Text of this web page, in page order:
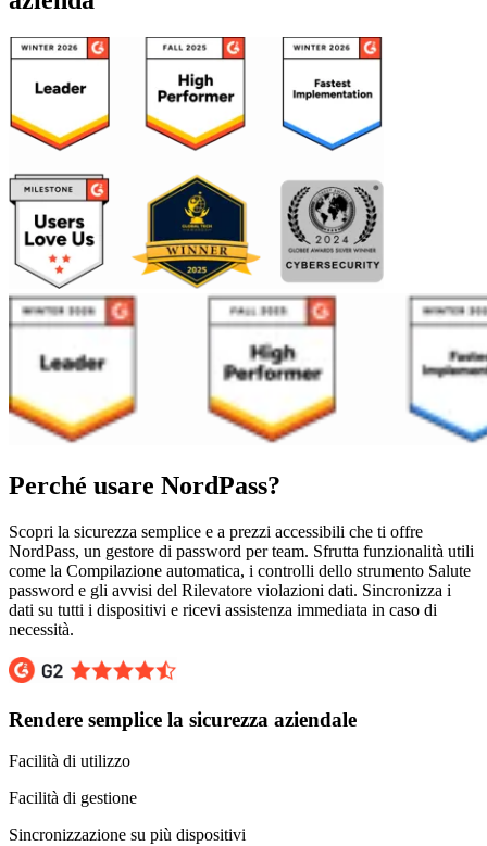
Perché usare NordPass?
Scopri la sicurezza semplice e a prezzi accessibili che ti offre
NordPass, un gestore di password per team. Sfrutta funzionalità utili
come la Compilazione automatica, i controlli dello strumento Salute
password e gli avvisi del Rilevatore violazioni dati. Sincronizza i
dati su tutti i dispositivi e ricevi assistenza immediata in caso di
necessità.
Rendere semplice la sicurezza aziendale
Facilità di utilizzo
Facilità di gestione
Sincronizzazione su più dispositivi